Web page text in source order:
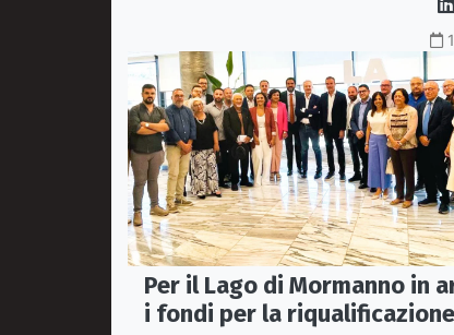
Per il Lago di Mormanno in
i fondi per la riqualificazione